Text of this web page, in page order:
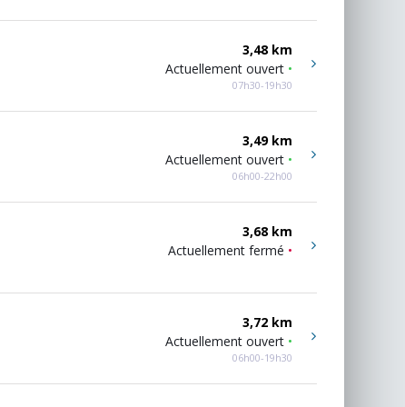
3,48 km
Actuellement ouvert •
07h30-19h30
3,49 km
Actuellement ouvert •
06h00-22h00
3,68 km
Actuellement fermé •
3,72 km
Actuellement ouvert •
06h00-19h30